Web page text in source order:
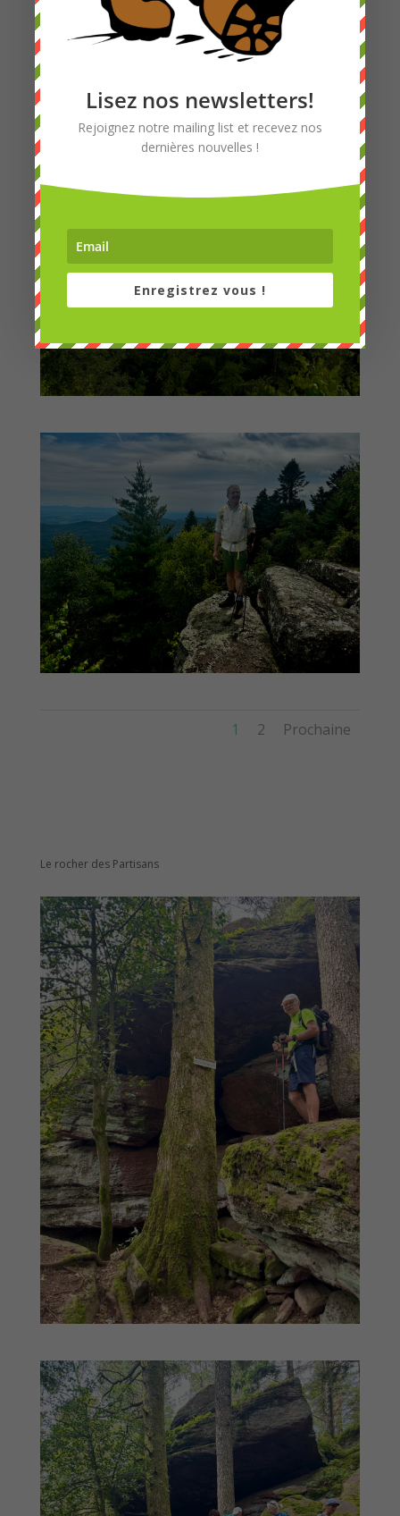
1 2 Prochaine
Le rocher des Partisans
Lisez nos newsletters!
Rejoignez notre mailing list et recevez nos
dernières nouvelles !
Enregistrez vous !